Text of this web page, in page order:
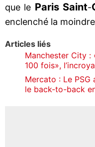
que le Paris Saint-
enclenché la
Articles liés
Manchester City :
100 fois»,
Mercato : Le
le back-to-back